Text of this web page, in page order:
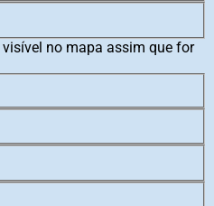
no mapa assim que for